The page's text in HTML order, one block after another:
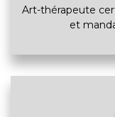
Art-thérapeute
et